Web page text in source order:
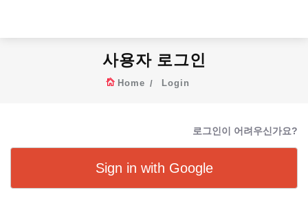
사용자 로그인
Home Login
로그인이 어려우신가요?
Sign in with Google